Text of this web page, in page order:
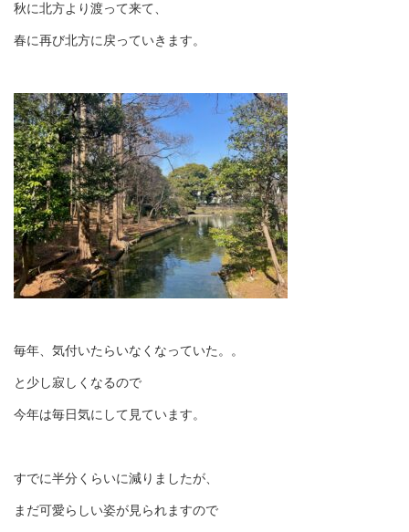
秋に北方より渡って来て、
春に再び北方に戻っていきます。
毎年、気付いたらいなくなっていた。。
と少し寂しくなるので
今年は毎日気にして見ています。
すでに半分くらいに減りましたが、
まだ可愛らしい姿が見られますので